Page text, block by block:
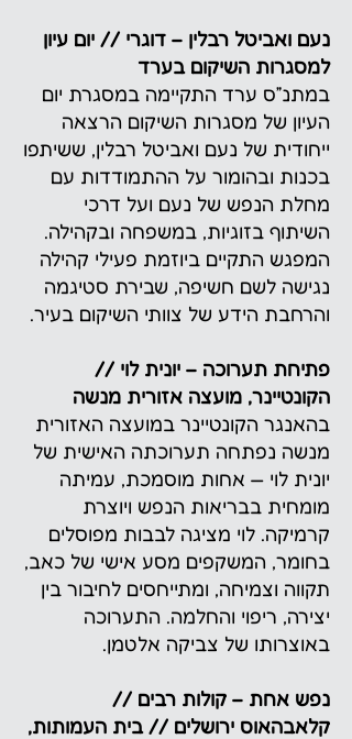
נעם ואביטל רבלין – דוגרי // יום עיון
למסגרות השיקום בערד
במתנ״ס ערד התקיימה במסגרת יום
העיון של מסגרות השיקום הרצאה
ייחודית של נעם ואביטל רבלין, ששיתפו
בכנות ובהומור על ההתמודדות עם
מחלת הנפש של נעם ועל דרכי
השיתוף בזוגיות, במשפחה ובקהילה.
המפגש התקיים ביוזמת פעילי קהילה
נגישה לשם חשיפה, שבירת סטיגמה
והרחבת הידע של צוותי השיקום בעיר.
פתיחת תערוכה – יונית לוי //
הקונטיינר, מועצה אזורית מנשה
בהאנגר הקונטיינר במועצה האזורית
מנשה נפתחה תערוכתה האישית של
יונית לוי — אחות מוסמכת, עמיתה
מומחית בבריאות הנפש ויוצרת
קרמיקה. לוי מציגה לבבות מפוסלים
בחומר, המשקפים מסע אישי של כאב,
תקווה וצמיחה, ומתייחסים לחיבור בין
יצירה, ריפוי והחלמה. התערוכה
באוצרותו של צביקה אלטמן.
נפש אחת – קולות רבים //
קלאבהאוס ירושלים // בית העמותות,